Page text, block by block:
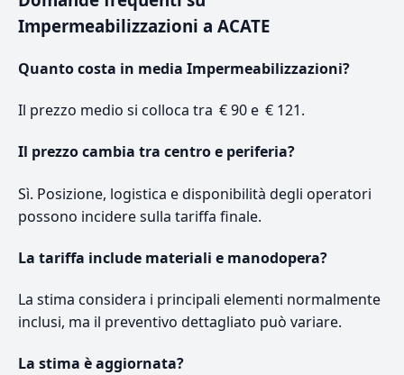
Impermeabilizzazioni a ACATE
Quanto costa in media Impermeabilizzazioni?
Il prezzo medio si colloca tra € 90 e € 121.
Il prezzo cambia tra centro e periferia?
Sì. Posizione, logistica e disponibilità degli operatori
possono incidere sulla tariffa finale.
La tariffa include materiali e manodopera?
La stima considera i principali elementi normalmente
inclusi, ma il preventivo dettagliato può variare.
La stima è aggiornata?